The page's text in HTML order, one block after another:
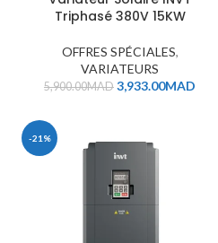
Triphasé 380V 15KW
OFFRES SPÉCIALES,
VARIATEURS
5,900.00MAD 3,933.00MAD
-21%